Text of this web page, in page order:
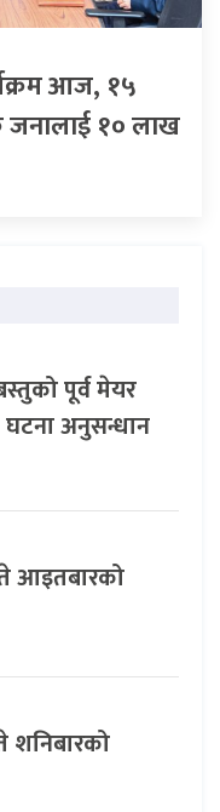
आज, १५
१० लाख
पूर्व मेयर
अनुसन्धान
आइतबारको
शनिबारको